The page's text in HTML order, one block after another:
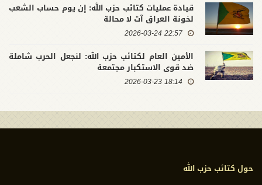
قيادة عمليات كتائب حزب الله: إن يوم حساب الشعب
لخونة العراق آت لا محالة
22:57 2026-03-24
الأمين العام لكتائب حزب الله: لنجعل الحرب شاملة
ضد قوى الاستكبار مجتمعة
18:14 2026-03-23
حول كتائب حزب الله